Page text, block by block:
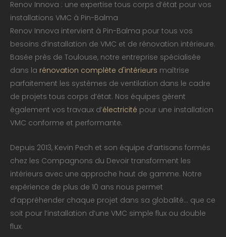
Renov Innova : une expertise tous corps d’état pour vos
installations VMC à Pin-Balma
Renov Innova intervient à Pin-Balma pour tous vos
besoins d’installation de VMC et de rénovation intérieure.
Basée près de Toulouse, notre entreprise spécialisée
dans la rénovation complète d'intérieurs maîtrise
parfaitement les systèmes de ventilation dans le cadre
de projets tous corps d’état. Nos équipes gèrent
également vos travaux d’électricité pour une installation
VMC conforme et performante.
Depuis 2013, Kevin Pech et son équipe d’artisans formés
chez les Compagnons du Devoir transforment les
intérieurs avec une approche haut de gamme. Notre
expérience de plus de 10 ans nous permet
d’appréhender chaque projet dans sa globalité… que ce
soit pour l’installation d’une VMC simple flux ou double
flux.